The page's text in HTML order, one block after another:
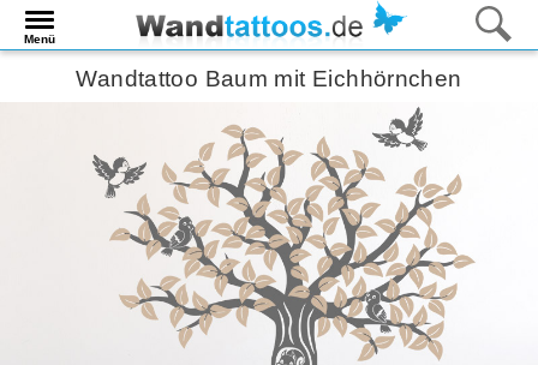
Menü
Wandtattoo Baum mit Eichhörnchen